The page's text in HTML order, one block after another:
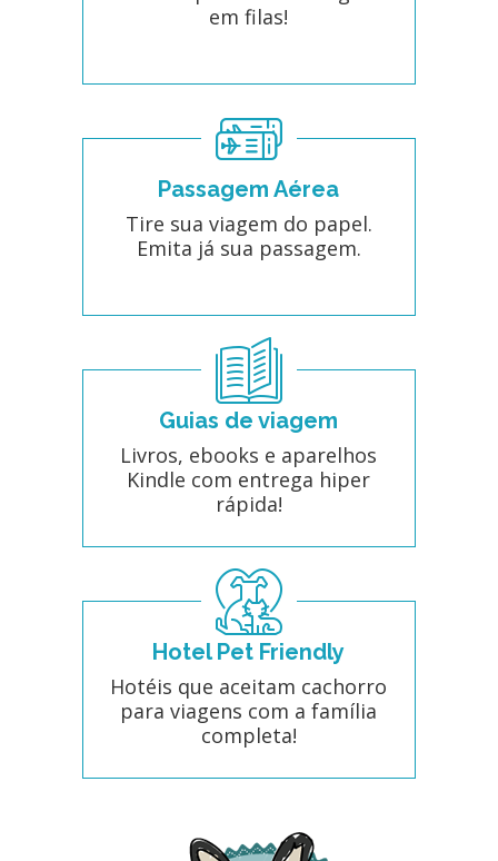
em filas!
Passagem Aérea
Tire sua viagem do papel.
Emita já sua passagem.
Guias de viagem
Livros, ebooks e aparelhos
Kindle com entrega hiper
rápida!
Hotel Pet Friendly
Hotéis que aceitam cachorro
para viagens com a família
completa!